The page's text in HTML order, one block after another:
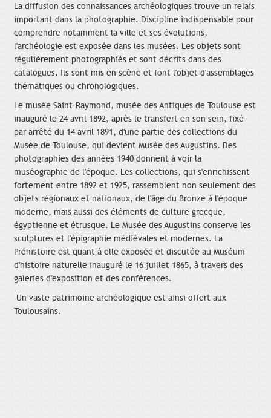
La diffusion des connaissances archéologiques trouve un relais
important dans la photographie. Discipline indispensable pour
comprendre notamment la ville et ses évolutions,
l'archéologie est exposée dans les musées. Les objets sont
régulièrement photographiés et sont décrits dans des
catalogues. Ils sont mis en scène et font l'objet d'assemblages
thématiques ou chronologiques.
Le musée Saint-Raymond, musée des Antiques de Toulouse est
inauguré le 24 avril 1892, après le transfert en son sein, fixé
par arrêté du 14 avril 1891, d'une partie des collections du
Musée de Toulouse, qui devient Musée des Augustins. Des
photographies des années 1940 donnent à voir la
muséographie de l'époque. Les collections, qui s'enrichissent
fortement entre 1892 et 1925, rassemblent non seulement des
objets régionaux et nationaux, de l'âge du Bronze à l'époque
moderne, mais aussi des éléments de culture grecque,
égyptienne et étrusque. Le Musée des Augustins conserve les
sculptures et l'épigraphie médiévales et modernes. La
Préhistoire est quant à elle exposée et discutée au Muséum
d'histoire naturelle inauguré le 16 juillet 1865, à travers des
galeries d'exposition et des conférences.
Un vaste patrimoine archéologique est ainsi offert aux
Toulousains.